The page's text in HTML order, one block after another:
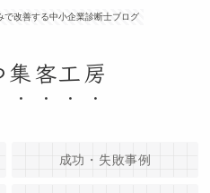
で改善する中小企業診断士ブログ
集客工房
成功・失敗事例